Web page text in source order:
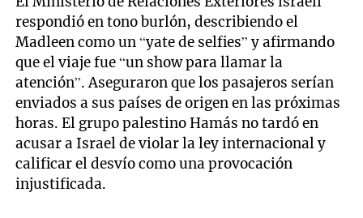
respondió en tono burlón, describiendo el
Madleen como un “yate de selfies” y afirmando
que el viaje fue “un show para llamar la
atención”. Aseguraron que los pasajeros serían
enviados a sus países de origen en las próximas
horas. El grupo palestino Hamás no tardó en
acusar a Israel de violar la ley internacional y
calificar el desvío como una provocación
injustificada.